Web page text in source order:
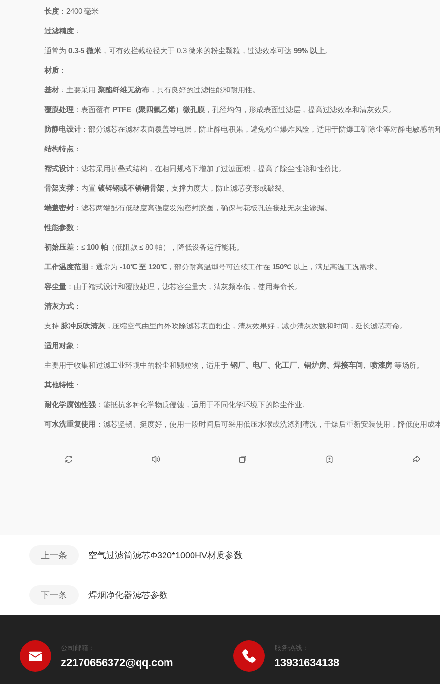
长度 ：2400 毫米
过滤精度 ：
通常为 0.3-5 微米 ，可有效拦截粒径大于 0.3 微米的粉尘颗粒，过滤效率可达 99% 以上。
材质 ：
基材 ：主要采用 聚酯纤维无纺布 ，具有良好的过滤性能和耐用性。
覆膜处理 ：表面覆有 PTFE（聚四氟乙烯）微孔膜 ，孔径均匀，形成表面过滤层，提高过滤效率和清灰效果。
防静电设计 ：部分滤芯在滤材表面覆盖导电层，防止静电积累，避免粉尘爆炸风险，适用于防爆工矿除尘等对静电敏感的
结构特点 ：
褶式设计 ：滤芯采用折叠式结构，在相同规格下增加了过滤面积，提高了除尘性能和性价比。
骨架支撑 ：内置 镀锌钢或不锈钢骨架 ，支撑力度大，防止滤芯变形或破裂。
端盖密封 ：滤芯两端配有低硬度高强度发泡密封胶圈，确保与花板孔连接处无灰尘渗漏。
性能参数 ：
初始压差 ：≤ 100 帕 （低阻款 ≤ 80 帕），降低设备运行能耗。
工作温度范围 ：通常为 -10℃ 至 120℃ ，部分耐高温型号可连续工作在 150℃ 以上，满足高温工况需求。
容尘量 ：由于褶式设计和覆膜处理，滤芯容尘量大，清灰频率低，使用寿命长。
清灰方式 ：
支持 脉冲反吹清灰 ，压缩空气由里向外吹除滤芯表面粉尘，清灰效果好，减少清灰次数和时间，延长滤芯寿命。
适用对象 ：
主要用于收集和过滤工业环境中的粉尘和颗粒物，适用于 钢厂、电厂、化工厂、锅炉房、焊接车间、喷漆房 等场所。
其他特性 ：
耐化学腐蚀性强 ：能抵抗多种化学物质侵蚀，适用于不同化学环境下的除尘作业。
可水洗重复使用 ：滤芯坚韧、挺度好，使用一段时间后可采用低压水喉或洗涤剂清洗，干燥后重新安装使用，降低使用成
上一条 空气过滤筒滤芯Φ320*1000HV材质参数
下一条 焊烟净化器滤芯参数
公司邮箱：
z2170656372@qq.com
服务热线：
13931634138